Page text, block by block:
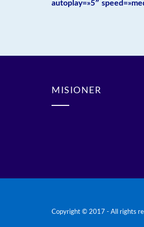
autoplay=»5″
MISIONER
Copyright © 2017 - All rights